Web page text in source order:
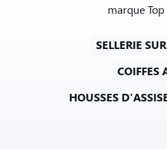
marque
SELLERIE
COIFFES
HOUSSES